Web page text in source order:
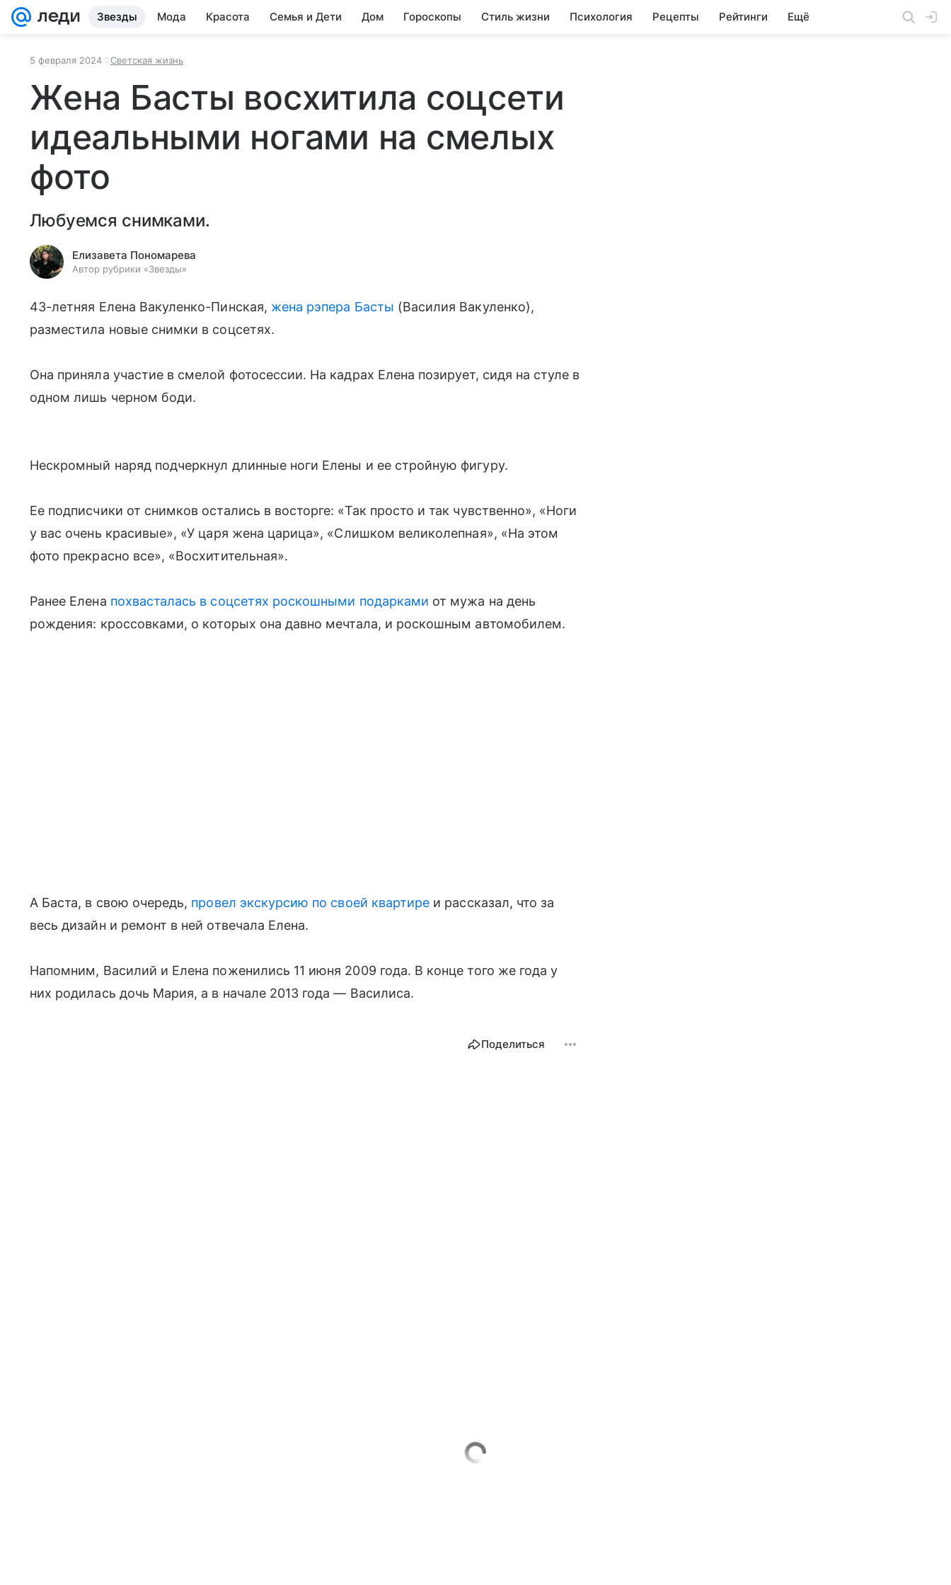
Звезды Мода Красота Семья и Дети Дом Гороскопы Стиль жизни Психология Рецепты Рейтинги Ещё
5 февраля 2024 Светская жизнь
Жена Басты восхитила соцсети
идеальными ногами на смелых
фото
Любуемся снимками.
Елизавета Пономарева
Автор рубрики «Звезды»
43-летняя Елена Вакуленко-Пинская, жена рэпера Басты (Василия Вакуленко),
разместила новые снимки в соцсетях.
Она приняла участие в смелой фотосессии. На кадрах Елена позирует, сидя на стуле в
одном лишь черном боди.
Нескромный наряд подчеркнул длинные ноги Елены и ее стройную фигуру.
Ее подписчики от снимков остались в восторге: «Так просто и так чувственно», «Ноги
у вас очень красивые», «У царя жена царица», «Слишком великолепная», «На этом
фото прекрасно все», «Восхитительная».
Ранее Елена похвасталась в соцсетях роскошными подарками от мужа на день
рождения: кроссовками, о которых она давно мечтала, и роскошным автомобилем.
А Баста, в свою очередь, провел экскурсию по своей квартире и рассказал, что за
весь дизайн и ремонт в ней отвечала Елена.
Напомним, Василий и Елена поженились 11 июня 2009 года. В конце того же года у
них родилась дочь Мария, а в начале 2013 года — Василиса.
Поделиться